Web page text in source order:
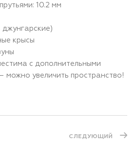
10.2 мм
крысы
с дополнительными
можно увеличить пространство!
СЛЕДУЮЩИЙ